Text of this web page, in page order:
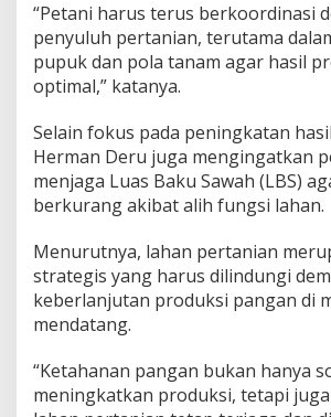
“Petani harus terus berkoordinasi
penyuluh pertanian, terutama
pupuk dan pola tanam agar hasil
optimal,” katanya.
Selain fokus pada peningkatan
Herman Deru juga mengingatkan
menjaga Luas Baku Sawah (LBS)
berkurang akibat alih fungsi lahan.
Menurutnya, lahan pertanian
strategis yang harus dilindungi
keberlanjutan produksi pangan di
mendatang.
“Ketahanan pangan bukan hanya
meningkatkan produksi, tetapi